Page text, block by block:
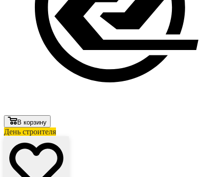
В корзину
День строителя